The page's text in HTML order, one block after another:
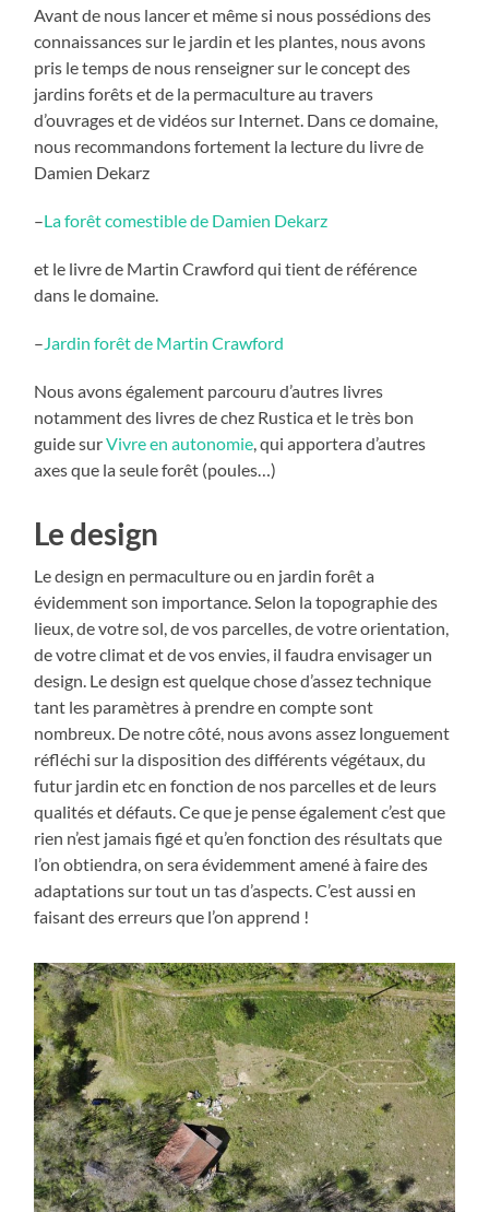
Avant de nous lancer et même si nous possédions des
connaissances sur le jardin et les plantes, nous avons
pris le temps de nous renseigner sur le concept des
jardins forêts et de la permaculture au travers
d’ouvrages et de vidéos sur Internet. Dans ce domaine,
nous recommandons fortement la lecture du livre de
Damien Dekarz
–La forêt comestible de Damien Dekarz
et le livre de Martin Crawford qui tient de référence
dans le domaine.
–Jardin forêt de Martin Crawford
Nous avons également parcouru d’autres livres
notamment des livres de chez Rustica et le très bon
guide surVivre en autonomie, qui apportera d’autres
axes que la seule forêt (poules…)
Le design
Le design en permaculture ou en jardin forêt a
évidemment son importance. Selon la topographie des
lieux, de votre sol, de vos parcelles, de votre orientation,
de votre climat et de vos envies, il faudra envisager un
design. Le design est quelque chose d’assez technique
tant les paramètres à prendre en compte sont
nombreux. De notre côté, nous avons assez longuement
réfléchi sur la disposition des différents végétaux, du
futur jardin etc en fonction de nos parcelles et de leurs
qualités et défauts. Ce que je pense également c’est que
rien n’est jamais figé et qu’en fonction des résultats que
l’on obtiendra, on sera évidemment amené à faire des
adaptations sur tout un tas d’aspects. C’est aussi en
faisant des erreurs que l’on apprend !